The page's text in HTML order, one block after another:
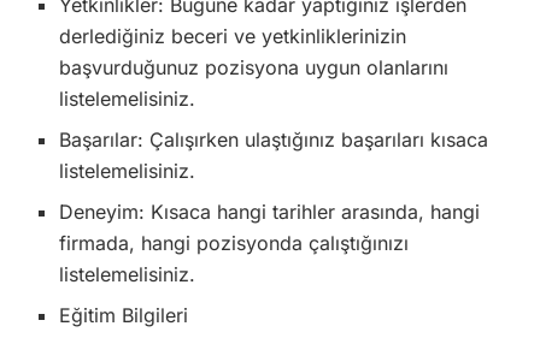
derlediğiniz beceri ve yetkinliklerinizin
başvurduğunuz pozisyona uygun olanlarını
listelemelisiniz.
Başarılar: Çalışırken ulaştığınız başarıları kısaca
listelemelisiniz.
Deneyim: Kısaca hangi tarihler arasında, hangi
firmada, hangi pozisyonda çalıştığınızı
listelemelisiniz.
Eğitim Bilgileri